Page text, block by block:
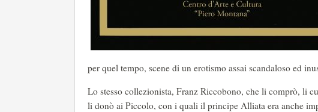
per quel tempo, scene di un erotismo assai scandaloso ed
Lo stesso collezionista, Franz Riccobono, che li comprò, li
li donò ai Piccolo, con i quali il principe Alliata era anche